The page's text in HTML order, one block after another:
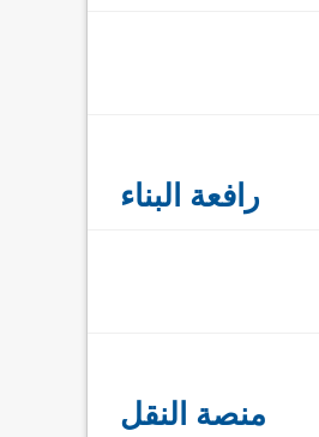
رافعة البناء
منصة النقل